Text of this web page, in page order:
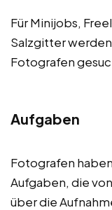
Für Minijobs,
Salzgitter
Fotografen
Aufgaben
Fotografen
Aufgaben, die
über die